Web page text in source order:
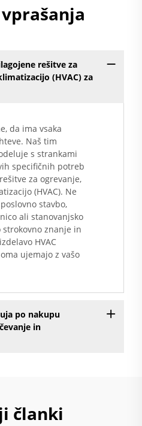
rešitve za
(HVAC) za
da ima vsaka
Naš tim
s strankami
specifičnih potreb
za ogrevanje,
(HVAC). Ne
stavbo,
ali stanovanjsko
znanje in
HVAC
ujemajo z vašo
po nakupu
in
članki